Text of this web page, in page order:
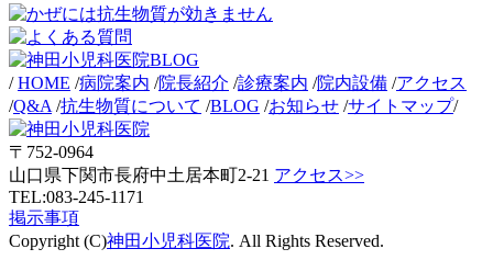
/HOME /病院案内 /院長紹介 /診療案内 /院内設備 /アクセス
/Q&A /抗生物質について /BLOG /お知らせ /サイトマップ/
〒752-0964
山口県下関市長府中土居本町2-21 アクセス>>
TEL:083-245-1171
掲示事項
Copyright (C)神田小児科医院. All Rights Reserved.